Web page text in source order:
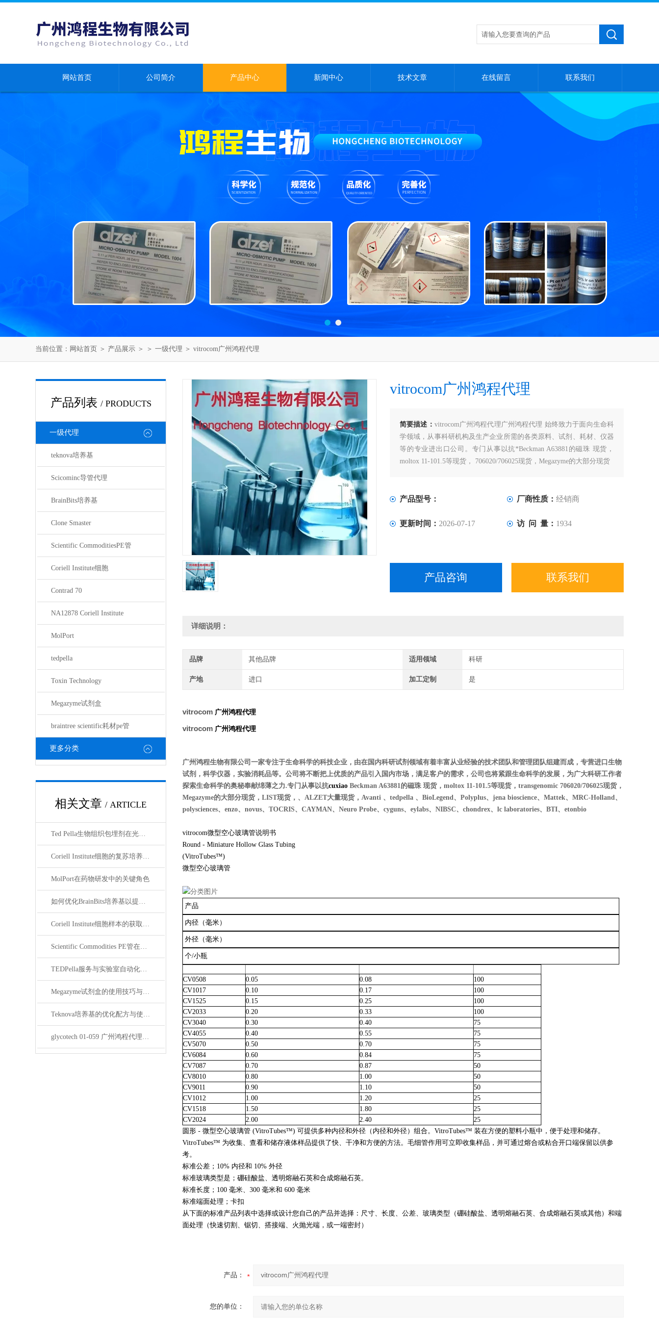
网站首页 公司简介 产品中心 新闻中心 技术文章 在线留言 联系我们
当前位置： 网站首页 ＞ 产品展示 ＞ ＞ 一级代理 ＞ vitrocom广州鸿程代理
产品列表 / PRODUCTS
一级代理
teknova培养基
Scicominc导管代理
BrainBits培养基
Clone Smaster
Scientific CommoditiesPE管
Coriell Institute细胞
Contrad 70
NA12878 Coriell Institute
MolPort
tedpella
Toxin Technology
Megazyme试剂盒
braintree scientific耗材pe管
更多分类
相关文章 / ARTICLE
Ted Pella生物组织包埋剂在光镜与电镜联用技术中的应用
Coriell Institute细胞的复苏培养与质量控制规范
MolPort在药物研发中的关键角色
如何优化BrainBits培养基以提高实验效果？
Coriell Institute细胞样本的获取与应用指南
Scientific Commodities PE管在环保实验中的作用
TEDPella服务与实验室自动化设备的整合
Megazyme试剂盒的使用技巧与实验优化方法
Teknova培养基的优化配方与使用技巧
glycotech 01-059 广州鸿程代理：开启糖生物学研究新征程
vitrocom广州鸿程代理
简要描述： vitrocom广州鸿程代理广州鸿程代理 始终致力于面向生命科
学领域，从事科研机构及生产企业所需的各类原料、试剂、耗材、仪器
等的专业进出口公司。专门从事以抗*Beckman A63881的磁珠 现货，
moltox 11-101.5等现货， 706020/706025现货，Megazyme的大部分现货
产品型号： 厂商性质： 经销商
更新时间： 2026-07-17 访 问 量： 1934
产品咨询 联系我们
详细说明：
品牌 其他品牌 适用领域 科研
产地 进口 加工定制 是
vitrocom 广州鸿程代理
vitrocom 广州鸿程代理
广州鸿程生物有限公司一家专注于生命科学的科技企业，由在国内科研试剂领域有着丰富从业经验的技术团队和管理团队组建而成，专营进口生物
试剂，科学仪器，实验消耗品等。公司将不断把上优质的产品引入国内市场，满足客户的需求，公司也将紧跟生命科学的发展，为广大科研工作者
探索生命科学的奥秘奉献绵薄之力.专门从事以抗cuxiao Beckman A63881的磁珠 现货，moltox 11-101.5等现货，transgenomic 706020/706025现货，
Megazyme的大部分现货，LIST现货，、ALZET大量现货，Avanti 、tedpella 、BioLegend、Polyplus、jena bioscience、Mattek、MRC-Holland、
polysciences、enzo、novus、TOCRIS、CAYMAN、Neuro Probe、cyguns、eylabs、NIBSC、chondrex、lc laboratories、BTI、etonbio
vitrocom微型空心玻璃管说明书
Round - Miniature Hollow Glass Tubing
(VitroTubes™)
微型空心玻璃管
产品
内径（毫米）
外径（毫米）
个/小瓶
CV0508 0.05 0.08
100
CV1017
0.10 0.17
100
CV1525
0.15 0.25
100
CV2033
0.20 0.33
100
CV3040
0.30 0.40
75
CV4055
0.40 0.55
75
CV5070
0.50 0.70
75
CV6084
0.60 0.84
75
CV7087
0.70 0.87
50
CV8010
0.80 1.00
50
CV9011
0.90 1.10
50
CV1012
1.00 1.20
25
CV1518
1.50 1.80
25
CV2024
2.00 2.40
25
圆形 - 微型空心玻璃管 (VitroTubes™) 可提供多种内径和外径（内径和外径）组合。VitroTubes™ 装在方便的塑料小瓶中，便于处理和储存。
VitroTubes™ 为收集、查看和储存液体样品提供了快、干净和方便的方法。毛细管作用可立即收集样品，并可通过熔合或粘合开口端保留以供参
考。
标准公差；10% 内径和 10% 外径
标准玻璃类型是；硼硅酸盐、透明熔融石英和合成熔融石英。
标准长度；100 毫米、300 毫米和 600 毫米
标准端面处理；卡扣
从下面的标准产品列表中选择或设计您自己的产品并选择：尺寸、长度、公差、玻璃类型（硼硅酸盐、透明熔融石英、合成熔融石英或其他）和端
面处理（快速切割、锯切、搭接端、火抛光端，或一端密封）
产品：
您的单位：